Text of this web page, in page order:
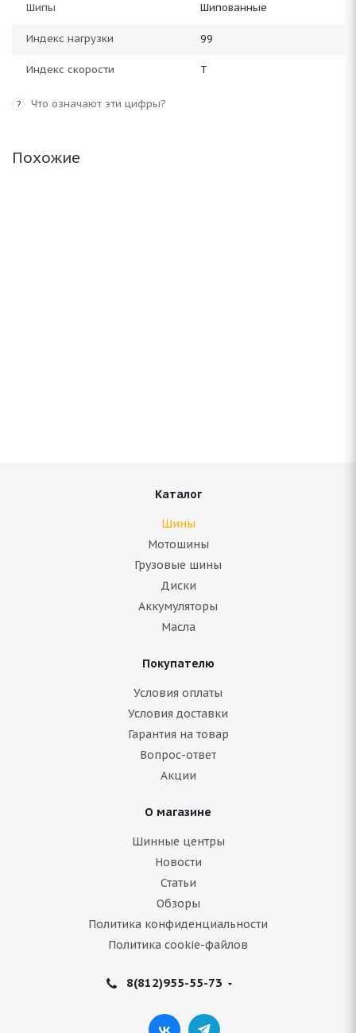
Шипы Шипованные
Индекс нагрузки 99
Индекс скорости T
? Что означают эти цифры?
Похожие
ARIVO ICE CLAW ARW4 205/65 R16 95T
Каталог
Шины
Мотошины
Грузовые шины
Диски
Аккумуляторы
Масла
Покупателю
Условия оплаты
Условия доставки
Гарантия на товар
Вопрос-ответ
Акции
О магазине
Шинные центры
Новости
Статьи
Обзоры
Политика конфиденциальности
Политика cookie-файлов
8(812)955-55-73